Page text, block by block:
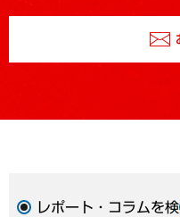
レポート・コラムを